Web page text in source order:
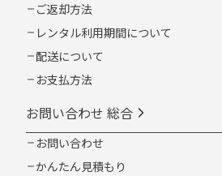
ご返却方法
レンタル利用期間について
配送について
お支払方法
お問い合わせ 総合
お問い合わせ
かんたん見積もり